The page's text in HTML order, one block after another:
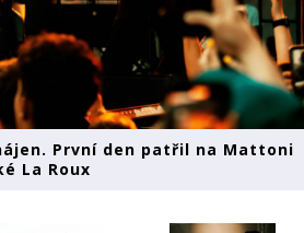
První den patřil na Mattoni
La Roux